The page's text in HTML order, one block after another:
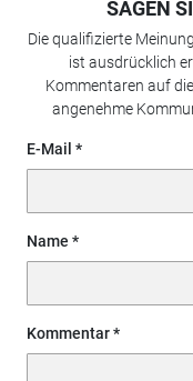
SAGEN
Die qualifizierte
ist ausdrücklich
Kommentaren auf
angenehme
E-Mail
Name
Kommentar